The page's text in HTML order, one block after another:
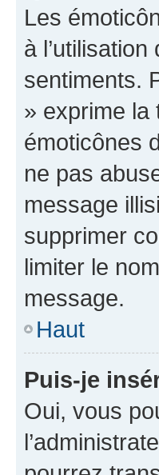
Les
à
sentiments.
» exprime la
émoticônes
ne pas
message
supprimer
limiter le
message.
Haut
Puis-je
Oui, vous